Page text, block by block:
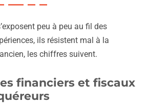
peu à peu au fil des
ils résistent mal à la
les chiffres suivent.
financiers et fiscaux